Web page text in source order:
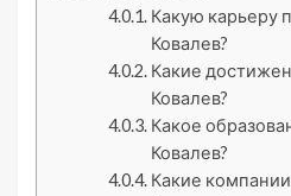
Какую карьеру
Ковалев?
Какие
Ковалев?
Какое
Ковалев?
Какие